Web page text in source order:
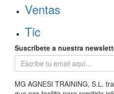
Ventas
Tic
Suscríbete a nuestra
MG AGNESI TRAINING, S.L.